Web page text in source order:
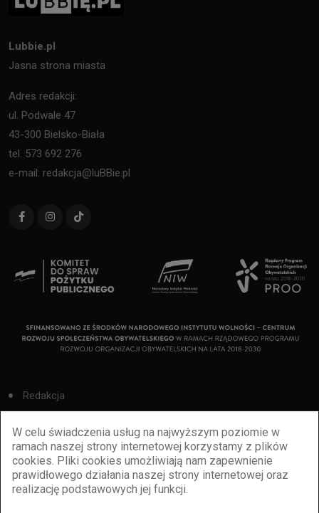
W celu świadczenia usług na najwyższym poziomie w
ramach naszej strony internetowej korzystamy z plików
cookies. Pliki cookies umożliwiają nam zapewnienie
prawidłowego działania naszej strony internetowej oraz
realizację podstawowych jej funkcji.
Lubbie.pl
Jasna strona miasta
Adres redakcji:
ul. Podwale 47
43-300 Bielsko-Biała
tel. 573 692 276
e-mail: redakcja@luBBie.pl
Redakcja
Cookies
Reklama
BBiletomania